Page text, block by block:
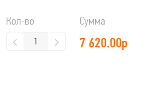
Кол-во Сумма
7 620.00р